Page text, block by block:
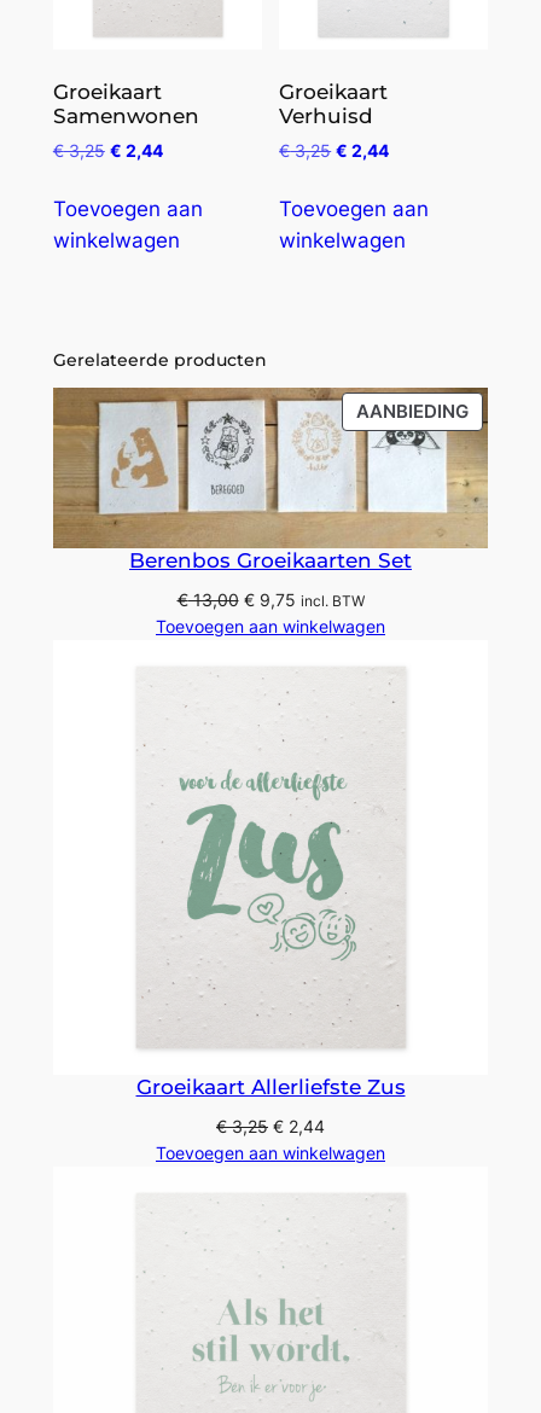
Groeikaart
Samenwonen
€3,25 € 2,44
Toevoegen aan
winkelwagen
Groeikaart
Verhuisd
€3,25 € 2,44
Toevoegen aan
winkelwagen
Gerelateerde producten
AANBIEDING
IN
DE
Berenbos Groeikaarten Set
€13,00 Oorspronkelijke
prijs
€ 13,00.
€9,75Huidige
prijs
€ 9,75.
incl. BTW
Toevoegen aan winkelwagen
Groeikaart Allerliefste Zus
€3,25 € 2,44
Toevoegen aan winkelwagen